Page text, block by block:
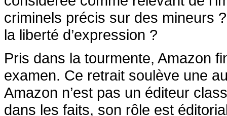
criminels précis sur des mineurs
la liberté d’expression ?
Pris dans la tourmente, Amazon
examen. Ce retrait soulève une
Amazon n’est pas un éditeur
dans les faits, son rôle est